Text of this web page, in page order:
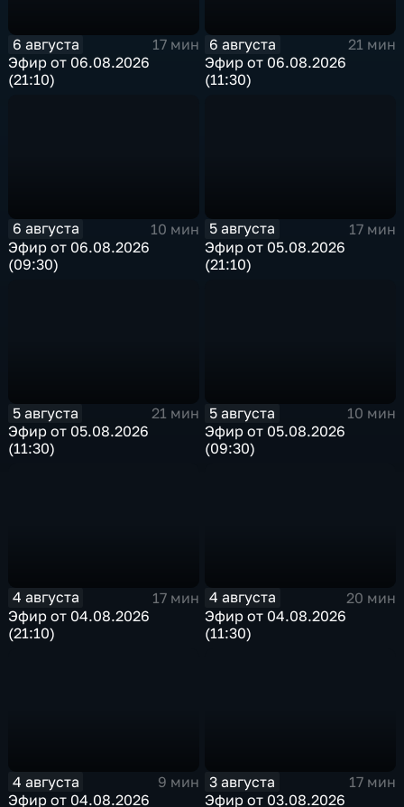
6 августа
17 мин
Эфир от 06.08.2026
(21:10)
6 августа
21 мин
Эфир от 06.08.2026
(11:30)
6 августа
10 мин
Эфир от 06.08.2026
(09:30)
5 августа
17 мин
Эфир от 05.08.2026
(21:10)
5 августа
21 мин
Эфир от 05.08.2026
(11:30)
5 августа
10 мин
Эфир от 05.08.2026
(09:30)
4 августа
17 мин
Эфир от 04.08.2026
(21:10)
4 августа
20 мин
Эфир от 04.08.2026
(11:30)
4 августа
9 мин
Эфир от 04.08.2026
3 августа
17 мин
Эфир от 03.08.2026